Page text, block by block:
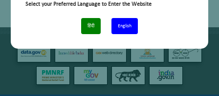
Select your Preferred Language to Enter the Website
हिंदी English